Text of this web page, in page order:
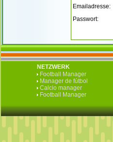
Emailadresse:
Passwort:
NETZWERK
Football Manager
Manager de fútbol
Calcio manager
Football Manager